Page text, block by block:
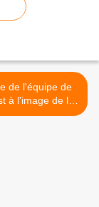
de l'équipe de
à l'image de la
la France d'en-